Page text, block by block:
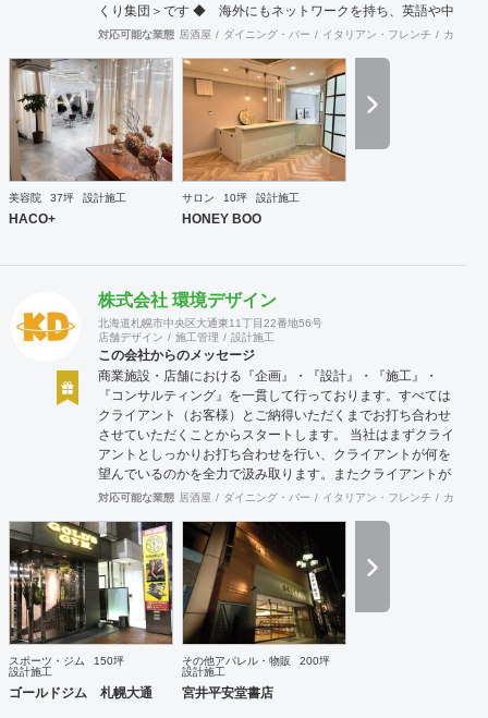
くり集団＞です ◆ 海外にもネットワークを持ち、英語や中
国語に堪能なスタッフたちが、海外から国内への出店をスム
工案件、設計＋造作物の案件、施工案件、造作物制作など、
多様な請負形態が可能です。工場では金属を中心にさまざま
な素材を用いた制作が可能で、例えば通常デザイン性とは無
縁な特定防火設備（鉄扉）などにも高いデザイン性を施すこ
とも可能です。 GRIDFRAME とりかえのきかない空間
https://gridframe.co.jp/ Synes(シネス) 霧のようなやわらか
込む空間 https://sotochiku.com/
対応可能な業態 居酒屋 ダイニング・バー イタリアン・フレンチ カフェ
美容院 37坪 設計施工
HACO+
サロン 10坪 設計施工
HONEY BOO
株式会社 環境デザイン
北海道札幌市中央区大通東11丁目22番地56号
店舗デザイン
施工管理 設計施工
この会社からのメッセージ
商業施設・店舗における『企画』・『設計』・『施工』・
『コンサルティング』を一貫して行っております。すべては
クライアント（お客様）とご納得いただくまでお打ち合わせ
させていただくことからスタートします。 当社はまずクライ
アントとしっかりお打ち合わせを行い、クライアントが何を
望んでいるのかを全力で汲み取ります。またクライアントが
思い描いていることをどのように表現していいのかお困りの
培ってきた当社ならではのノウハウでご提案いたします。
対応可能な業態 居酒屋 ダイニング・バー イタリアン・フレンチ カフェ
スポーツ・ジム
150坪
設計施工
ゴールドジム 札幌大通
その他アパレル・物販
200坪
設計施工
宮井平安堂書店